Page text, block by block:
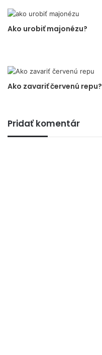
Ako urobiť majonézu?
Ako zavariť červenú repu?
Pridať komentár